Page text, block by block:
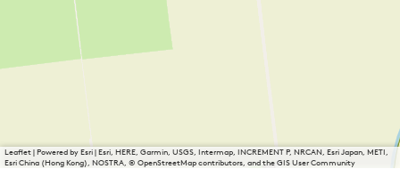
Leaflet|Powered by Esri | Esri, HERE, Garmin, USGS, Intermap, INCREMENT P, NRCAN, Esri Japan, METI,
Esri China (Hong Kong), NOSTRA, © OpenStreetMap contributors, and the GIS User Community